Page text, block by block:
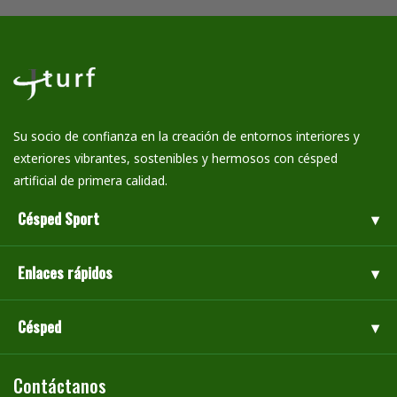
Su socio de confianza en la creación de entornos interiores y
exteriores vibrantes, sostenibles y hermosos con césped
artificial de primera calidad.
Césped Sport
Enlaces rápidos
Césped
Contáctanos